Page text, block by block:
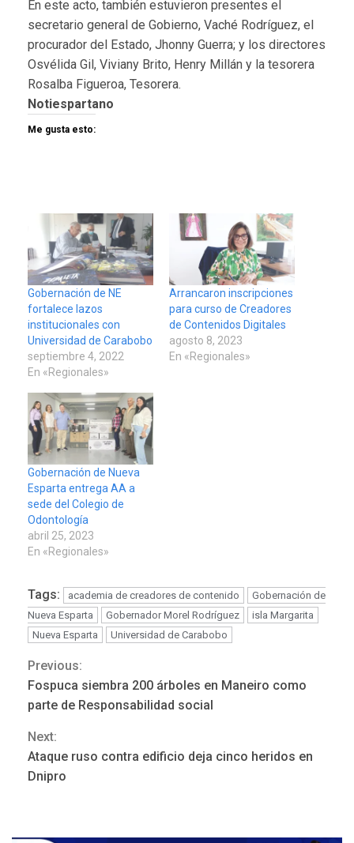
En este acto, también estuvieron presentes el
secretario general de Gobierno, Vaché Rodríguez, el
procurador del Estado, Jhonny Guerra; y los directores
Osvélida Gil, Viviany Brito, Henry Millán y la tesorera
Rosalba Figueroa, Tesorera.
Notiespartano
Me gusta esto:
Gobernación de NE
fortalece lazos
institucionales con
Universidad de Carabobo
septiembre 4, 2022
En «Regionales»
Arrancaron inscripciones
para curso de Creadores
de Contenidos Digitales
agosto 8, 2023
En «Regionales»
Gobernación de Nueva
Esparta entrega AA a
sede del Colegio de
Odontología
abril 25, 2023
En «Regionales»
Tags: academia de creadores de contenido
Gobernación de
Nueva Esparta
Gobernador Morel Rodríguez
isla Margarita
Nueva Esparta
Universidad de Carabobo
Continue
Reading
Previous:
Fospuca siembra 200 árboles en Maneiro como
parte de Responsabilidad social
Next:
Ataque ruso contra edificio deja cinco heridos en
Dnipro
NACIONALES
TITULARES